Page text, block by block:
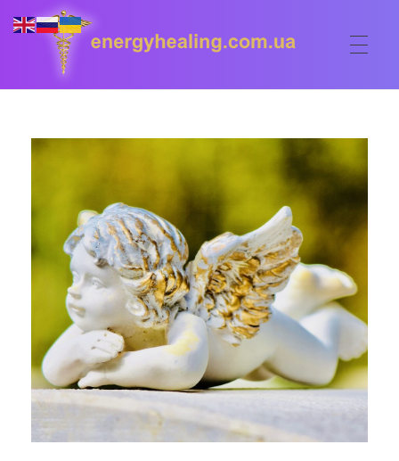
Energyhealing
ДОПОМОГА
Консультація онлайн
Сеанси
Астрологія
Карма терапія
Очищення житла
ШКОЛА
Кодекс
Ангельське цілительство
Ступені
Навчання
КОРИСНЕ
Сакральні тури
Відео лекції
Карти Духів
КОНТАКТИ